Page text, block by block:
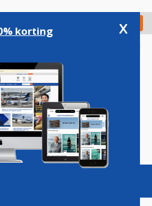
Check in
Vacatures
korting x